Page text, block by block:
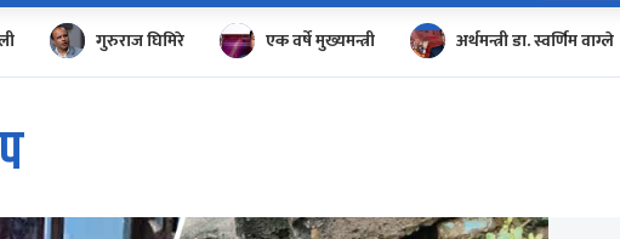
गुरुराज घिमिरे एक वर्षे मुख्यमन्त्री अर्थमन्त्री डा. स्वर्णिम वाग्ले